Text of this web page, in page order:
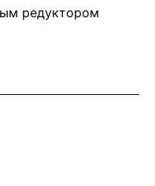
редуктором